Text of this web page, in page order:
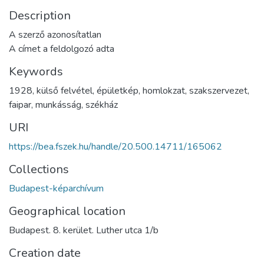
Description
A szerző azonosítatlan
A címet a feldolgozó adta
Keywords
1928, külső felvétel, épületkép, homlokzat, szakszervezet,
faipar, munkásság, székház
URI
https://bea.fszek.hu/handle/20.500.14711/165062
Collections
Budapest-képarchívum
Geographical location
Budapest. 8. kerület. Luther utca 1/b
Creation date